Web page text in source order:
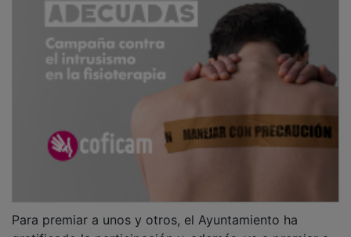
gratificado la participación y, además, va a premiar a